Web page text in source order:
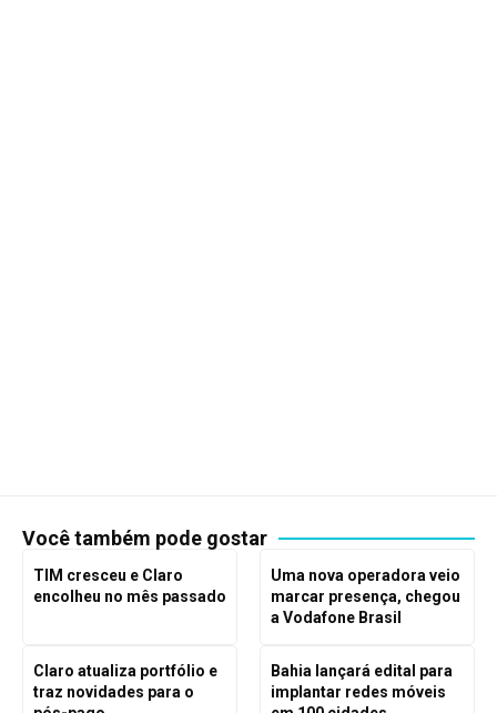
Você também pode gostar
TIM cresceu e Claro
encolheu no mês passado
Uma nova operadora veio
marcar presença, chegou
a Vodafone Brasil
Claro atualiza portfólio e
traz novidades para o
Bahia lançará edital para
implantar redes móveis